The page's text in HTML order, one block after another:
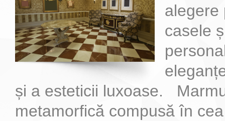
alegere
casele
și a esteticii luxoase.
metamorfică compusă în